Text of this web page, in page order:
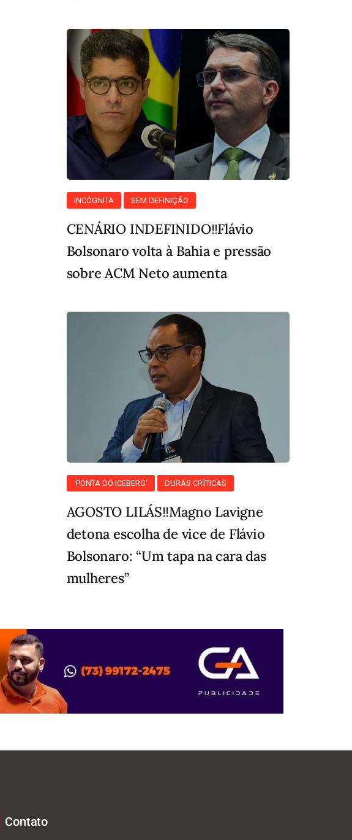
INCÓGNITA SEM DEFINIÇÃO
CENÁRIO INDEFINIDO‼️Flávio
Bolsonaro volta à Bahia e pressão
sobre ACM Neto aumenta
'PONTA DO ICEBERG' DURAS CRÍTICAS
AGOSTO LILÁS‼️Magno Lavigne
detona escolha de vice de Flávio
Bolsonaro: “Um tapa na cara das
mulheres”
Contato